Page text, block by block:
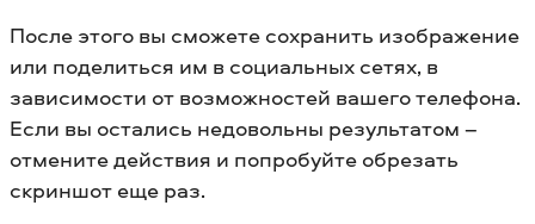
После этого вы сможете сохранить изображение
или поделиться им в социальных сетях, в
зависимости от возможностей вашего телефона.
Если вы остались недовольны результатом –
отмените действия и попробуйте обрезать
скриншот еще раз.